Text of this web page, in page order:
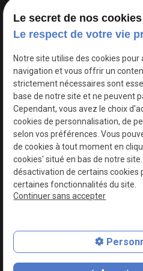
Google Maps Search API
Plan
Mentions
Le secret de nos
Le respect de votre vie
Notre site utilise des cookies
navigation et vous offrir un
strictement nécessaires sont
base de notre site et ne peuvent
Cependant, vous avez le choix
cookies de personnalisation, de
selon vos préférences. Vous
de cookies à tout moment en
cookies' situé en bas de notre
désactivation de certains cookies
certaines fonctionnalités du site.
Continuer sans accepter